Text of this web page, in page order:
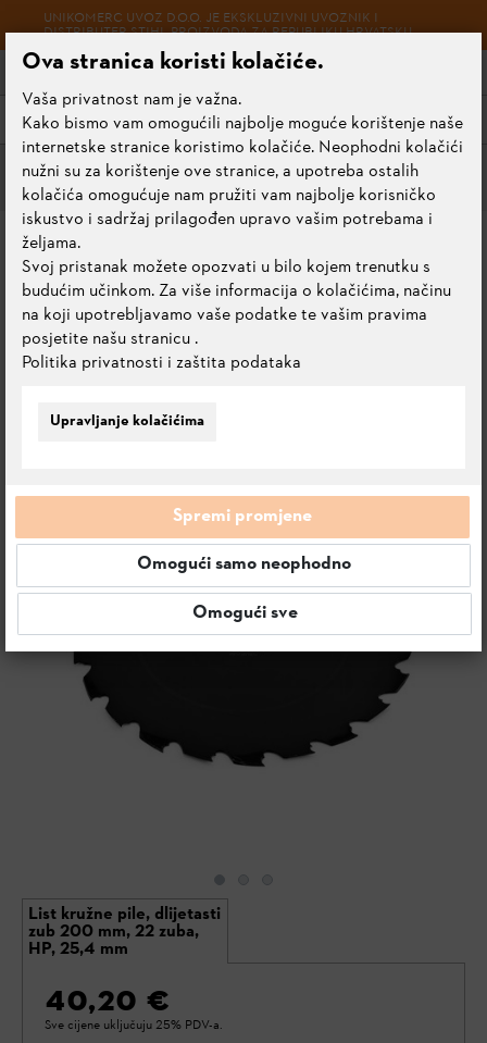
UNIKOMERC UVOZ D.O.O. JE EKSKLUZIVNI UVOZNIK I
DISTRIBUTER STIHL PROIZVODA ZA REPUBLIKU HRVATSKU
Izbornik
Rezni alati
LIST KRUŽNE PILE,
DLIJETASTI ZUB 200 MM,
22 ZUBA, HP, 25,4 MM
List kružne pile, dlijetasti
zub 200 mm, 22 zuba,
HP, 25,4 mm
40,20 €
Sve cijene uključuju 25% PDV-a.
Upravljanje kolačićima
Ova stranica koristi kolačiće.
Vaša privatnost nam je važna.
Kako bismo vam omogućili najbolje moguće korištenje naše
internetske stranice koristimo kolačiće. Neophodni kolačići
nužni su za korištenje ove stranice, a upotreba ostalih
kolačića omogućuje nam pružiti vam najbolje korisničko
iskustvo i sadržaj prilagođen upravo vašim potrebama i
željama.
Svoj pristanak možete opozvati u bilo kojem trenutku s
budućim učinkom. Za više informacija o kolačićima, načinu
na koji upotrebljavamo vaše podatke te vašim pravima
posjetite našu stranicu
Politika privatnosti i zaštita podataka
.
Spremi promjene
Omogući samo neophodno
Omogući sve